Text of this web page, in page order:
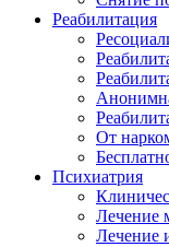
Реабилитация
От
Психиатрия
Лечение
Лечение